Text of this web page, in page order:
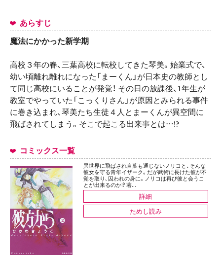
あらすじ
魔法にかかった新学期
高校３年の春、三葉高校に転校してきた琴美。始業式で、
幼い頃離れ離れになった「まーくん」が日本史の教師とし
て同じ高校にいることが発覚！ その日の放課後、1年生が
教室でやっていた「こっくりさん」が原因とみられる事件
に巻き込まれ、琴美たち生徒４人とまーくんが異空間に
飛ばされてしまう。そこで起こる出来事とは…!?
コミックス一覧
異世界に飛ばされ言葉も通じないノリコと、そんな
彼女を守る青年イザーク。だが武術に長けた彼が不
覚を取り､囚われの身に。ノリコは再び彼と会うこ
とが出来るのか!? 著...
詳細
ためし読み